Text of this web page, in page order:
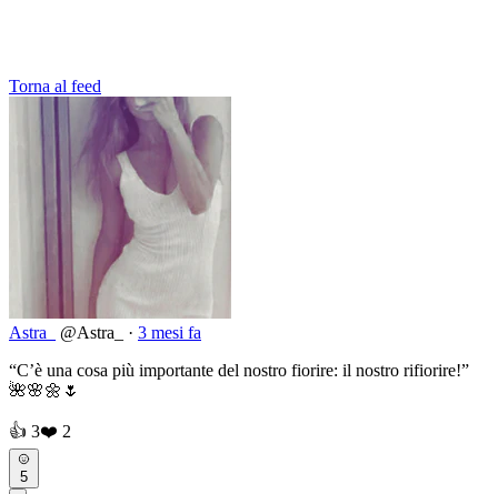
Torna al feed
Astra_ @Astra_ · 3 mesi fa
“C’è una cosa più importante del nostro fiorire: il nostro rifiorire!”
🌺🌸🌼🌷
👍 3❤️ 2
5